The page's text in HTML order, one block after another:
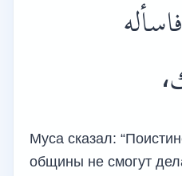
Муса сказал:
общины не смогут